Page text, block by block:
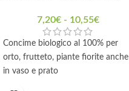
7,20€ - 10,55€
Concime biologico al 100% per
orto, frutteto, piante fiorite anche
in vaso e prato